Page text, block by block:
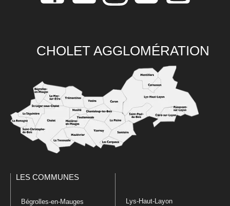
CHOLET AGGLOMÉRATION
LES COMMUNES
Bégrolles-en-Mauges Lys-Haut-Layon